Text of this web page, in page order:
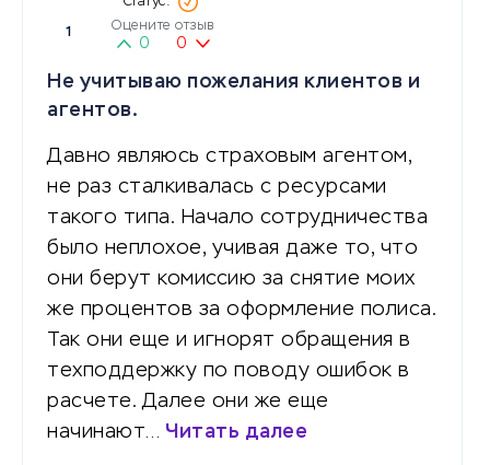
1 Оцените отзыв
0 0
Не учитываю пожелания клиентов и
агентов.
Давно являюсь страховым агентом,
не раз сталкивалась с ресурсами
такого типа. Начало сотрудничества
было неплохое, учивая даже то, что
они берут комиссию за снятие моих
же процентов за оформление полиса.
Так они еще и игнорят обращения в
техподдержку по поводу ошибок в
расчете. Далее они же еще
начинают… Читать далее